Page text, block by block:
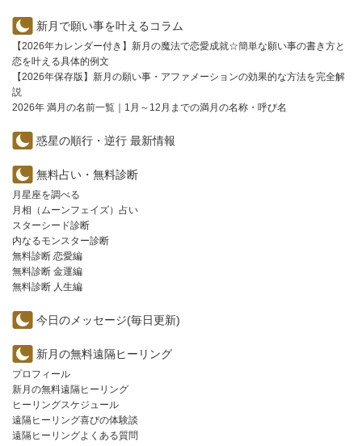
新月で願い事を叶えるコラム
【2026年カレンダー付き】新月の魔法で恋愛成就☆簡単な願い事の書き方と
恋を叶える具体的例文
【2026年保存版】新月の願い事・アファメーションの効果的な方法を完全解
説
2026年 満月の名前一覧｜1月～12月までの満月の名称・呼び名
惑星の順行・逆行 最新情報
無料占い・無料診断
月星座を調べる
月相（ムーンフェイズ）占い
スターシード診断
内なるモンスター診断
無料診断 恋愛編
無料診断 金運編
無料診断 人生編
今日のメッセージ(毎日更新)
新月の無料遠隔ヒーリング
プロフィール
新月の無料遠隔ヒーリング
ヒーリングスケジュール
遠隔ヒーリング喜びの体験談
遠隔ヒーリングよくある質問